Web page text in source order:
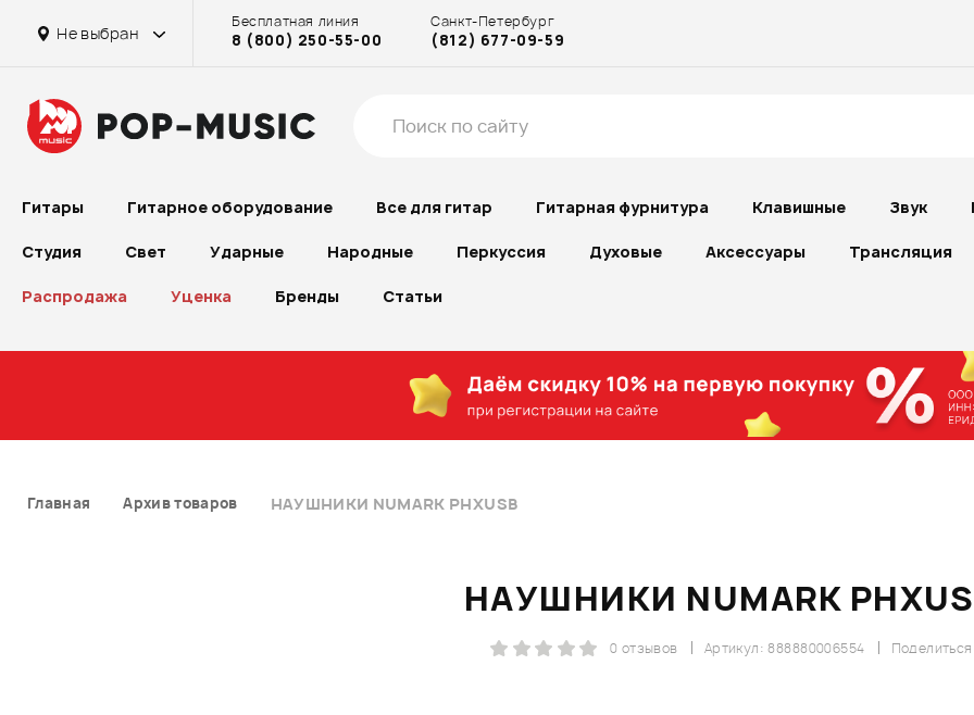
Не выбран
Бесплатная линия
8 (800) 250-55-00
Санкт-Петербург
(812) 677-09-59
Гитары Гитарное оборудование Все для гитар Гитарная фурнитура Клавишные Звук
Студия Свет Ударные Народные Перкуссия Духовые Аксессуары Трансляция
Распродажа Уценка Бренды Статьи
Главная Архив товаров НАУШНИКИ NUMARK PHXUSB
НАУШНИКИ NUMARK
Поделиться
Артикул: 888880006554
0 отзывов